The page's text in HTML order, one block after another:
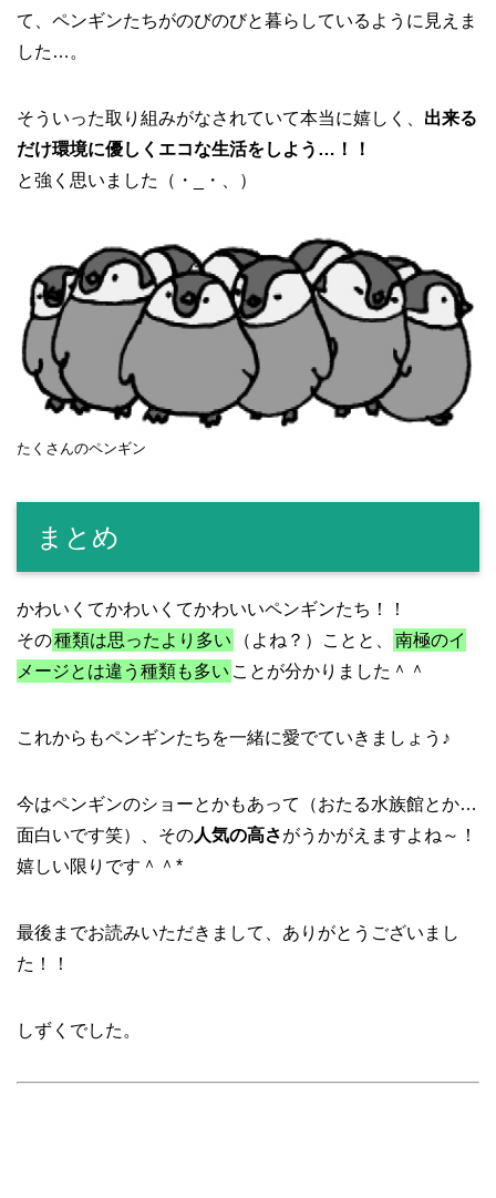
て、ペンギンたちがのびのびと暮らしているように見えま
した…。
そういった取り組みがなされていて本当に嬉しく、 出来る
だけ環境に優しくエコな生活をしよう…！！
と強く思いました（・_・、）
たくさんのペンギン
まとめ
かわいくてかわいくてかわいいペンギンたち！！
その種類は思ったより多い （よね？）ことと、
南極のイ
メージとは違う種類も多い ことが分かりました＾＾
これからもペンギンたちを一緒に愛でていきましょう♪
今はペンギンのショーとかもあって（おたる水族館とか…
面白いです笑）、その人気の高さがうかがえますよね～！
嬉しい限りです＾＾*
最後までお読みいただきまして、ありがとうございまし
た！！
しずくでした。